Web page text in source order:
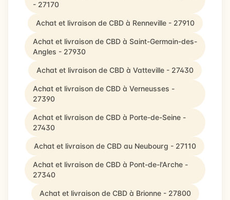
- 27170
Achat et livraison de CBD à Renneville - 27910
Achat et livraison de CBD à Saint-Germain-des-
Angles - 27930
Achat et livraison de CBD à Vatteville - 27430
Achat et livraison de CBD à Verneusses -
27390
Achat et livraison de CBD à Porte-de-Seine -
27430
Achat et livraison de CBD au Neubourg - 27110
Achat et livraison de CBD à Pont-de-l'Arche -
27340
Achat et livraison de CBD à Brionne - 27800